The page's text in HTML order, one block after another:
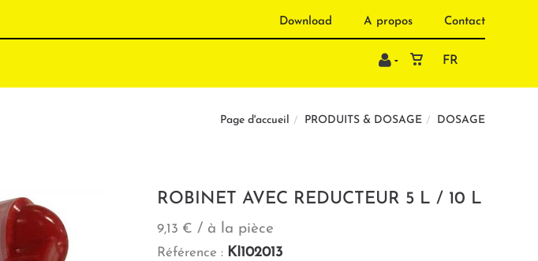
Download A propos Contact
FR
Page d'accueil PRODUITS & DOSAGE DOSAGE
ROBINET AVEC REDUCTEUR 5 L / 10 L
9,13 € / à la pièce
Référence : KI102013